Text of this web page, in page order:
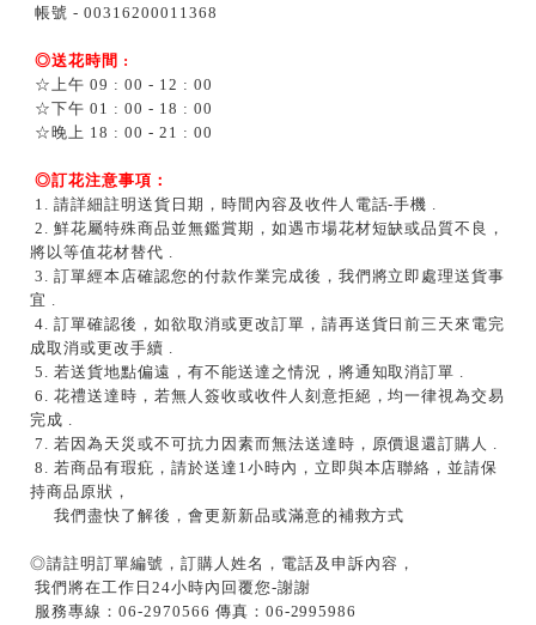
帳號 - 00316200011368
◎送花時間 :
☆上午 09 : 00 - 12 : 00
☆下午 01 : 00 - 18 : 00
☆晚上 18 : 00 - 21 : 00
◎訂花注意事項：
1. 請詳細註明送貨日期，時間內容及收件人電話-手機 .
2. 鮮花屬特殊商品並無鑑賞期，如遇市場花材短缺或品質不良，
將以等值花材替代 .
3. 訂單經本店確認您的付款作業完成後，我們將立即處理送貨事
宜 .
4. 訂單確認後，如欲取消或更改訂單，請再送貨日前三天來電完
成取消或更改手續 .
5. 若送貨地點偏遠，有不能送達之情況，將通知取消訂單 .
6. 花禮送達時，若無人簽收或收件人刻意拒絕，均一律視為交易
完成 .
7. 若因為天災或不可抗力因素而無法送達時，原價退還訂購人 .
8. 若商品有瑕疪，請於送達1小時內，立即與本店聯絡，並請保
持商品原狀，
我們盡快了解後，會更新新品或滿意的補救方式
◎請註明訂單編號，訂購人姓名，電話及申訴內容，
我們將在工作日24小時內回覆您-謝謝
服務專線：06-2970566 傳真：06-2995986